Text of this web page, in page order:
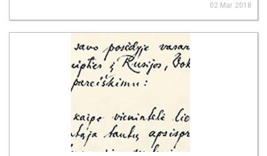
02 Mar 2018